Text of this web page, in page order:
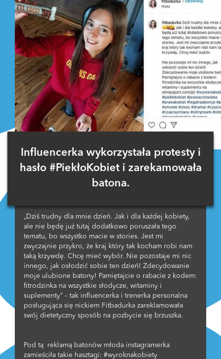
Influencerka wykorzystała protesty i
hasło #PiekłoKobiet i zarekamowała
batona.
„Dziś trudny dla mnie dzień. Jak i dla każdej kobiety,
ale nie będę już tutaj dodatkowo poruszała tego
tematu, bo wszystko macie w stories. Jest mi
zwyczajnie przykro, że kraj który tak kocham robi nam
taką krzywdę. Chcę mieć wybór. Nie pozostaje mi nic
innego, jak osłodzić sobie ten dzień! Zdecydowanie
moje ulubione batony! Pamiętajcie o rabacie z kodem:
fitrodzinka na wszystkie słodycze, witaminy i
suplementy” – tak influencerka i trenerka personalna
posługująca się nickiem Fitbadurka zareklamowała
swój dietetyczny sposób na pozbycie się brzuszka.
Pod tą reklamą batonów młoda instagramerka
zamieściła takie hasztagi: #wyroknakobiety